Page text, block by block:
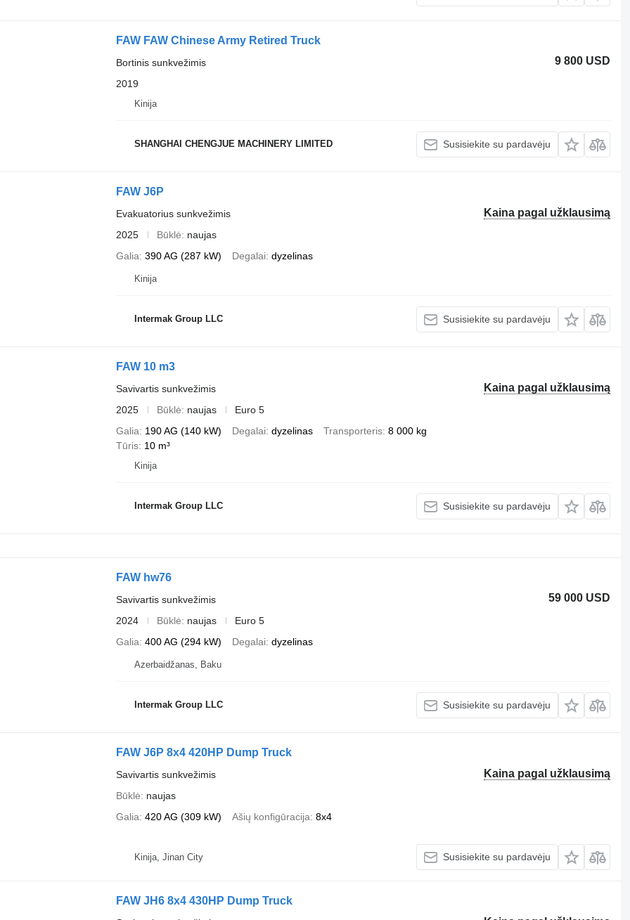
FAW FAW Chinese Army Retired Truck
9 800 USD
Bortinis sunkvežimis
2019
Kinija
SHANGHAI CHENGJUE MACHINERY LIMITED Susisiekite su pardavėju
FAW J6P
Kaina pagal užklausimą
Evakuatorius sunkvežimis
2025
Būklė
naujas
Galia 390 AG (287 kW) Degalai dyzelinas
Kinija
Intermak Group LLC Susisiekite su pardavėju
FAW 10 m3
Kaina pagal užklausimą
Savivartis sunkvežimis
2025
Būklė naujas
Euro 5
Galia
190 AG (140 kW) Degalai dyzelinas Transporteris 8 000 kg
Tūris 10 m³
Kinija
Intermak Group LLC Susisiekite su pardavėju
FAW hw76
59 000 USD
Savivartis sunkvežimis
2024
Būklė naujas
Euro 5
Galia 400 AG (294 kW) Degalai dyzelinas
Azerbaidžanas, Baku
Intermak Group LLC Susisiekite su pardavėju
FAW J6P 8x4 420HP Dump Truck
Kaina pagal užklausimą
Savivartis sunkvežimis
Būklė
naujas
Galia 420 AG (309 kW) Ašių konfigūracija 8x4
Kinija, Jinan City Susisiekite su pardavėju
FAW JH6 8x4 430HP Dump Truck